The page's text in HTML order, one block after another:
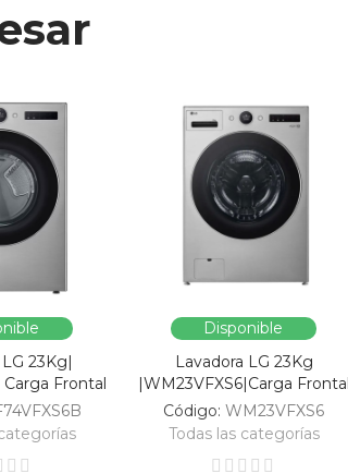
23Kg|
Carga Frontal
Disponible
Lavadora LG 23Kg
|WM23VFXS6|Carga Frontal
Código: WM23VFXS6
Todas las categorías